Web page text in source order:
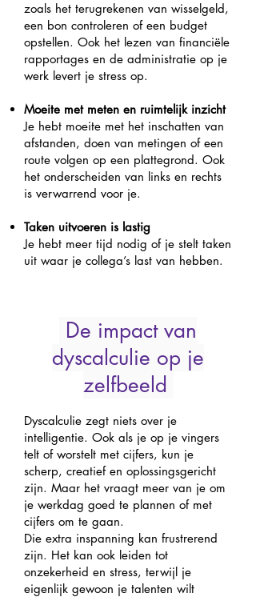
zoals het terugrekenen van wisselgeld,
een bon controleren of een budget
opstellen. Ook het lezen van financiële
rapportages en de administratie op je
werk levert je stress op.
Moeite met meten en ruimtelijk inzicht
Je hebt moeite met het inschatten van
afstanden, doen van metingen of een
route volgen op een plattegrond. Ook
het onderscheiden van links en rechts
is verwarrend voor je.
Taken uitvoeren is lastig
Je hebt meer tijd nodig of je stelt taken
uit waar je collega’s last van hebben.
Dyscalculie zegt niets over je
intelligentie. Ook als je op je vingers
telt of worstelt met cijfers, kun je
scherp, creatief en oplossingsgericht
zijn. Maar het vraagt meer van je om
je werkdag goed te plannen of met
cijfers om te gaan.
Die extra inspanning kan frustrerend
zijn. Het kan ook leiden tot
onzekerheid en stress, terwijl je
eigenlijk gewoon je talenten wilt
De impact van
dyscalculie op je
zelfbeeld